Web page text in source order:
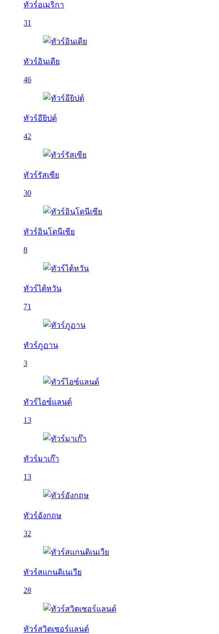
ทัวร์อเมริกา
31
ทัวร์อินเดีย
46
ทัวร์อียิปต์
42
ทัวร์รัสเซีย
30
ทัวร์อินโดนีเซีย
8
ทัวร์ไต้หวัน
71
ทัวร์ภูฏาน
3
ทัวร์ไอซ์แลนด์
13
ทัวร์มาเก๊า
13
ทัวร์อังกฤษ
32
ทัวร์สแกนดิเนเวีย
28
ทัวร์สวิตเซอร์แลนด์